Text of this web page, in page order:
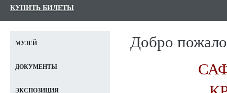
КУПИТЬ БИЛЕТЫ
Добро
МУЗЕЙ
ДОКУМЕНТЫ
ЭКСПОЗИЦИЯ